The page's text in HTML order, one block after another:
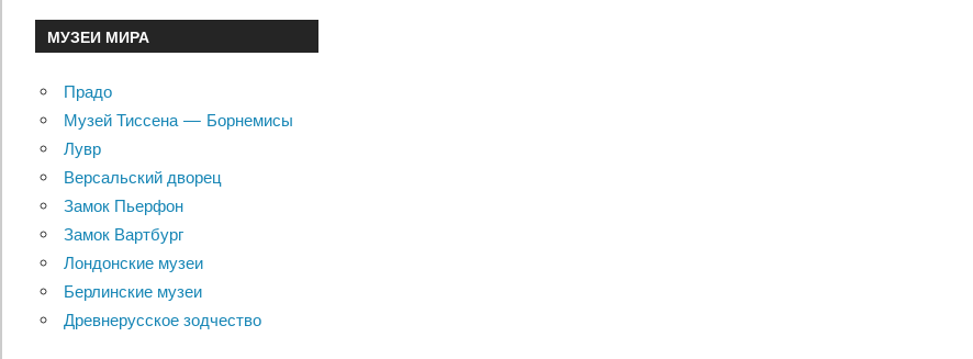
МУЗЕИ МИРА
Прадо
Музей Тиссена — Борнемисы
Лувр
Версальский дворец
Замок Пьерфон
Замок Вартбург
Лондонские музеи
Берлинские музеи
Древнерусское зодчество